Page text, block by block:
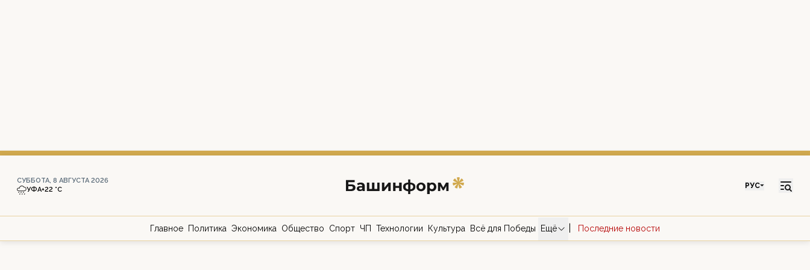
СУББОТА, 8 АВГУСТА 2026
УФА+22 °С РУС
Главное Политика Экономика Общество Спорт ЧП Технологии Культура Всё для Победы Ещё Последние новости